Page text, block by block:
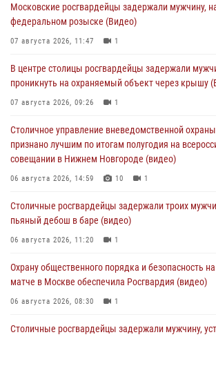
Московские росгвардейцы задержали мужчину,
федеральном розыске (Видео)
07 августа 2026, 11:47 1
В центре столицы росгвардейцы задержали
проникнуть на охраняемый объект через крышу
07 августа 2026, 09:26 1
Столичное управление вневедомственной
признано лучшим по итогам полугодия на
совещании в Нижнем Новгороде (видео)
06 августа 2026, 14:59 10 1
Столичные росгвардейцы задержали троих
пьяный дебош в баре (видео)
06 августа 2026, 11:20 1
Охрану общественного порядка и безопасность
матче в Москве обеспечила Росгвардия (видео)
06 августа 2026, 08:30 1
Столичные росгвардейцы задержали мужчину,